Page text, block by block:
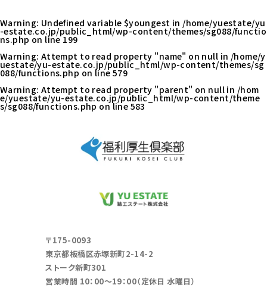
Warning: Undefined variable $youngest in /home/yuestate/yu
-estate.co.jp/public_html/wp-content/themes/sg088/functio
ns.php on line199
Warning: Attempt to read property "name" on null in /home/y
uestate/yu-estate.co.jp/public_html/wp-content/themes/sg
088/functions.php on line 579
Warning: Attempt to read property "parent" on null in /hom
e/yuestate/yu-estate.co.jp/public_html/wp-content/theme
s/sg088/functions.php on line 583
〒175-0093
東京都板橋区赤塚新町2-14-2
ストーク新町301
営業時間 10：00～19：00（定休日 水曜日）